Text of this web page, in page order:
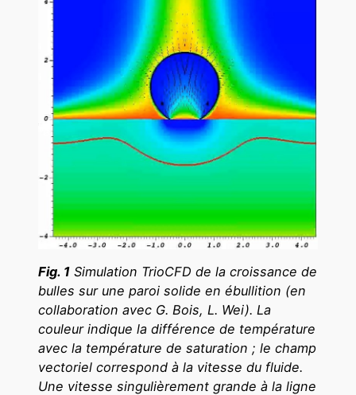
Fig. 1 Simulation TrioCFD de la croissance de
bulles sur une paroi solide en ébullition (en
collaboration avec G. Bois, L. Wei). La
couleur indique la différence de température
avec la température de saturation ; le champ
vectoriel correspond à la vitesse du fluide.
Une vitesse singulièrement grande à la ligne